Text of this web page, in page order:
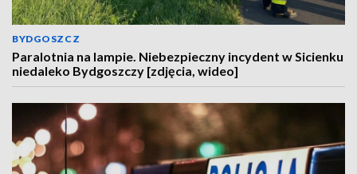
BYDGOSZCZ
Paralotnia na lampie. Niebezpieczny incydent w Sicienku
niedaleko Bydgoszczy [zdjęcia, wideo]